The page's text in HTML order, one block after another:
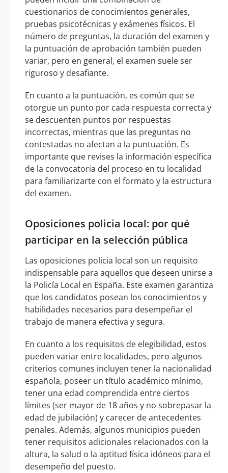
cuestionarios de conocimientos generales,
pruebas psicotécnicas y exámenes físicos. El
número de preguntas, la duración del examen y
la puntuación de aprobación también pueden
variar, pero en general, el examen suele ser
riguroso y desafiante.
En cuanto a la puntuación, es común que se
otorgue un punto por cada respuesta correcta y
se descuenten puntos por respuestas
incorrectas, mientras que las preguntas no
contestadas no afectan a la puntuación. Es
importante que revises la información específica
de la convocatoria del proceso en tu localidad
para familiarizarte con el formato y la estructura
del examen.
Oposiciones policia local: por qué
participar en la selección pública
Las oposiciones policia local son un requisito
indispensable para aquellos que deseen unirse a
la Policía Local en España. Este examen garantiza
que los candidatos posean los conocimientos y
habilidades necesarios para desempeñar el
trabajo de manera efectiva y segura.
En cuanto a los requisitos de elegibilidad, estos
pueden variar entre localidades, pero algunos
criterios comunes incluyen tener la nacionalidad
española, poseer un título académico mínimo,
tener una edad comprendida entre ciertos
límites (ser mayor de 18 años y no sobrepasar la
edad de jubilación) y carecer de antecedentes
penales. Además, algunos municipios pueden
tener requisitos adicionales relacionados con la
altura, la salud o la aptitud física idóneos para el
desempeño del puesto.